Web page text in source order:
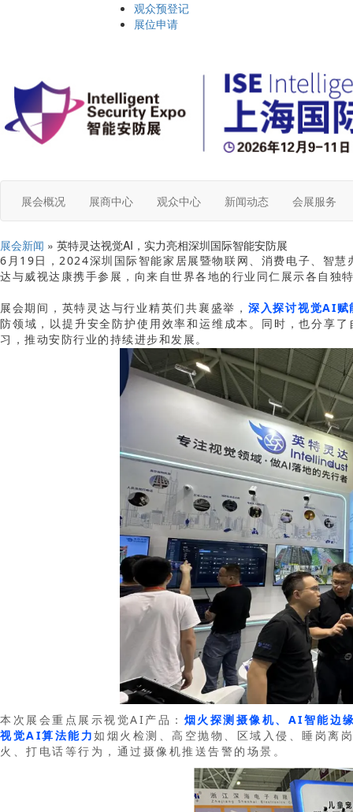
观众预登记
展位申请
展会概况 展商中心 观众中心 新闻动态 会展服务
展会新闻 » 英特灵达视觉AI，实力亮相深圳国际智能安防展
6月19日，2024深圳国际智能家居展暨物联网、消费电子、智
达与威视达康携手参展，向来自世界各地的行业同仁展示各自独
展会期间，英特灵达与行业精英们共襄盛举， 深入探讨视觉AI赋
防领域，以提升安全防护使用效率和运维成本。同时，也分享
习，推动安防行业的持续进步和发展。
本次展会重点展示视觉AI产品： 烟火探测摄像机、AI智能边
视觉AI算法能力如烟火检测、高空抛物、区域入侵、睡岗离
火、打电话等行为，通过摄像机推送告警的场景。